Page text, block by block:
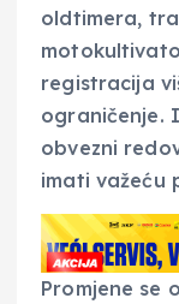
oldtimera,
registracija
ograničenje.
obvezni
imati važeću
Promjene se